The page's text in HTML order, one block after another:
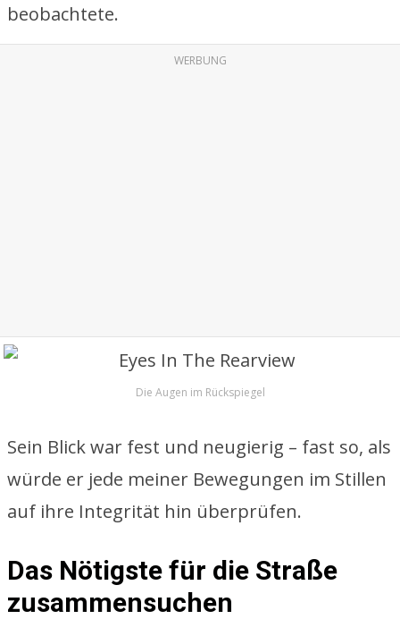
beobachtete.
WERBUNG
Die Augen im Rückspiegel
Sein Blick war fest und neugierig – fast so, als
würde er jede meiner Bewegungen im Stillen
auf ihre Integrität hin überprüfen.
Das Nötigste für die Straße
zusammensuchen